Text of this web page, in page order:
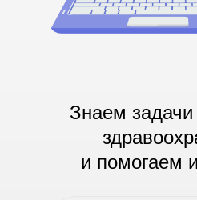
Знаем задачи
и помогаем